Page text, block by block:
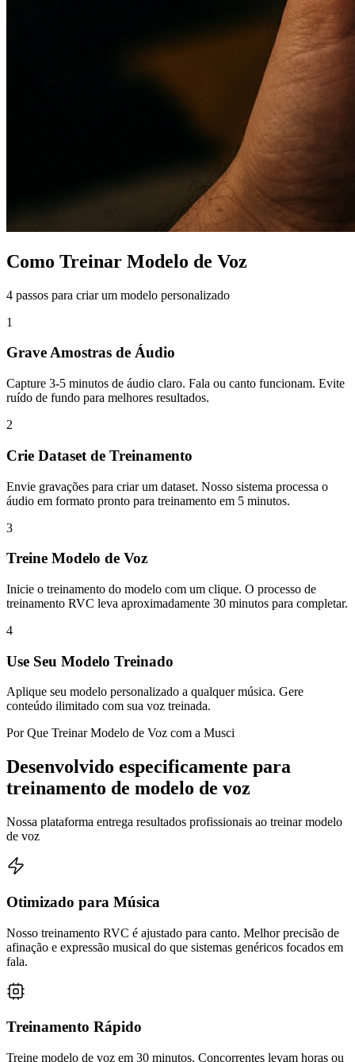
Como Treinar Modelo de Voz
4 passos para criar um modelo personalizado
1
Grave Amostras de Áudio
Capture 3-5 minutos de áudio claro. Fala ou canto funcionam. Evite
ruído de fundo para melhores resultados.
2
Crie Dataset de Treinamento
Envie gravações para criar um dataset. Nosso sistema processa o
áudio em formato pronto para treinamento em 5 minutos.
3
Treine Modelo de Voz
Inicie o treinamento do modelo com um clique. O processo de
treinamento RVC leva aproximadamente 30 minutos para completar.
4
Use Seu Modelo Treinado
Aplique seu modelo personalizado a qualquer música. Gere
conteúdo ilimitado com sua voz treinada.
Por Que Treinar Modelo de Voz com a Musci
Desenvolvido especificamente para
treinamento de modelo de voz
Nossa plataforma entrega resultados profissionais ao treinar modelo
de voz
Otimizado para Música
Nosso treinamento RVC é ajustado para canto. Melhor precisão de
afinação e expressão musical do que sistemas genéricos focados em
fala.
Treinamento Rápido
Treine modelo de voz em 30 minutos. Concorrentes levam horas ou